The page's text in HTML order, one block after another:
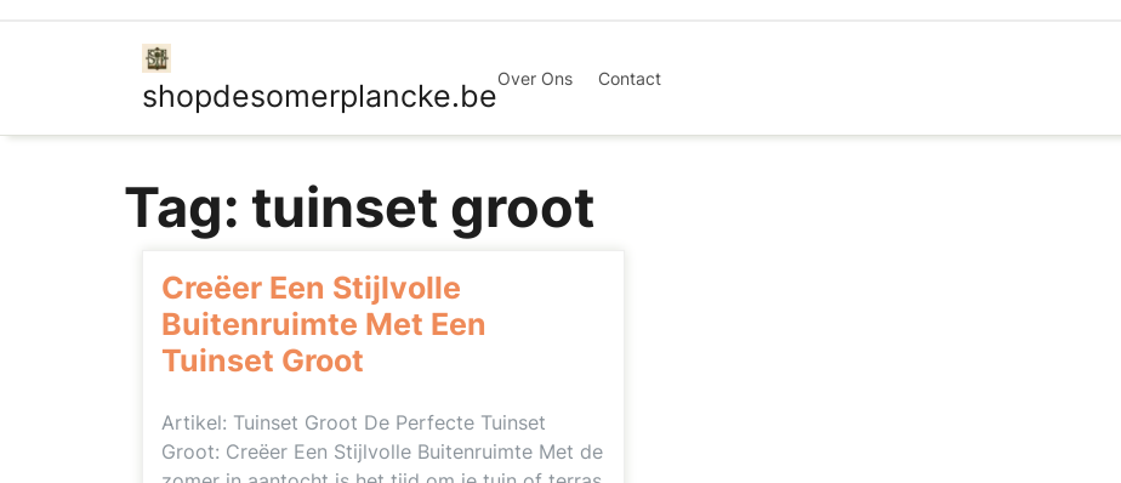
shopdesomerplancke.beOver Ons Contact
Tag: tuinset groot
Creëer Een Stijlvolle
Buitenruimte Met Een
Tuinset Groot
Artikel: Tuinset Groot De Perfecte Tuinset
Groot: Creëer Een Stijlvolle Buitenruimte Met de